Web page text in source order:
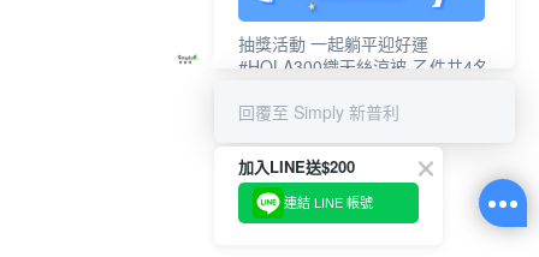
抽獎活動 一起躺平迎好運
#HOLA300織天絲涼被-乙件共4名
回覆至 Simply 新普利
加入LINE送$200
連結 LINE 帳號